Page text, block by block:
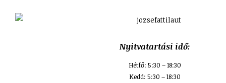
Nyitvatartási idő:
Hétfő: 5:30 – 18:30
Kedd: 5:30 – 18:30